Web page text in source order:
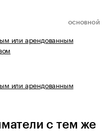
ОСНОВНОЙ
или арендованным
или арендованным
с тем же